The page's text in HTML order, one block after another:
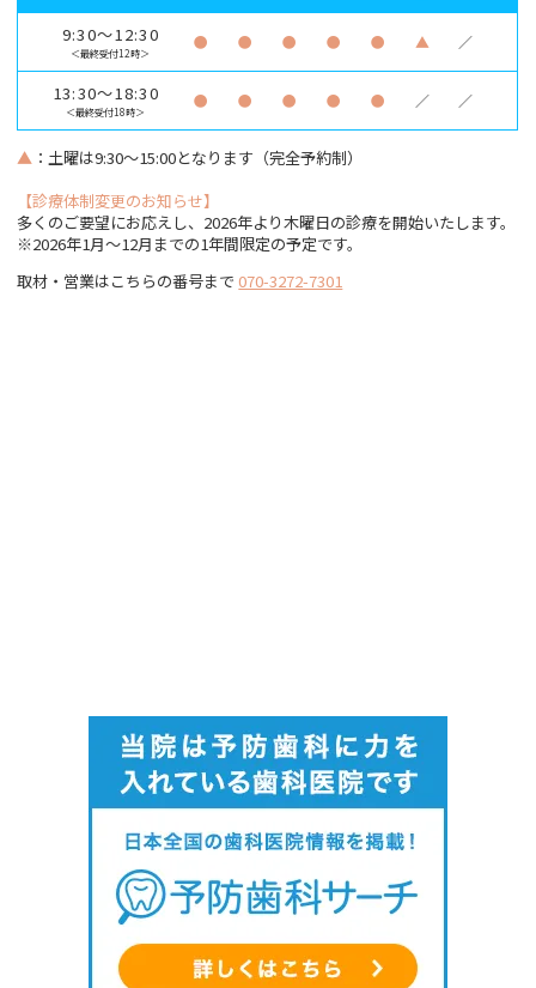
9:30～12:30
＜最終受付12時＞
● ● ● ● ● ▲ ／
13:30～18:30
＜最終受付18時＞
● ● ● ● ● ／ ／
▲ ：土曜は9:30～15:00となります（完全予約制）
【診療体制変更のお知らせ】
多くのご要望にお応えし、2026年より木曜日の診療を開始いたします。
※2026年1月〜12月までの1年間限定の予定です。
取材・営業はこちらの番号まで 070-3272-7301